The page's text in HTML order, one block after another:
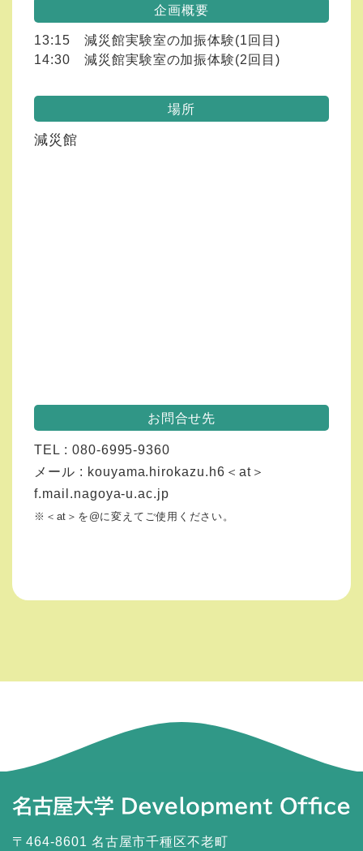
企画概要
13:15 減災館実験室の加振体験(1回目)
14:30 減災館実験室の加振体験(2回目)
場所
減災館
お問合せ先
TEL : 080-6995-9360
メール : kouyama.hirokazu.h6＜at＞
f.mail.nagoya-u.ac.jp
※＜at＞を@に変えてご使用ください。
〒464-8601 名古屋市千種区不老町